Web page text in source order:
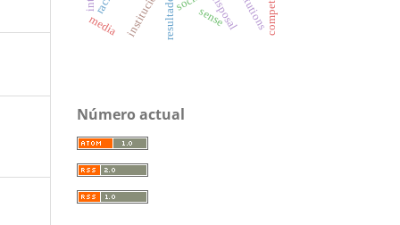
disposal
media sense
Número actual